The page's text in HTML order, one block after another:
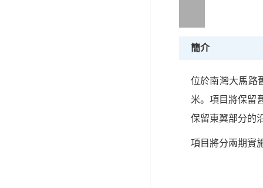
簡介
位於南灣大馬路
米。項目將保留
保留東翼部分的
項目將分兩期實